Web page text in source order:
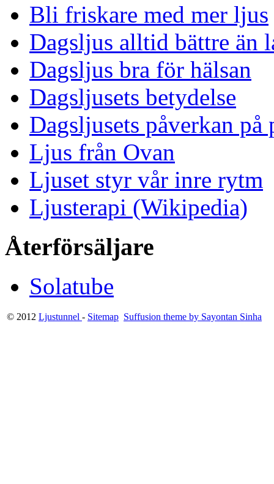
Bli friskare med mer ljus
Dagsljus alltid bättre än
Dagsljus bra för hälsan
Dagsljusets betydelse
Dagsljusets påverkan på
Ljus från Ovan
Ljuset styr vår inre rytm
Ljusterapi (Wikipedia)
Återförsäljare
Solatube
© 2012 Ljustunnel - Sitemap Suffusion theme by Sayontan Sinha